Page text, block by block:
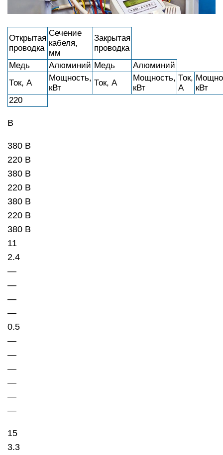
Открытая
проводка
Сечение
кабеля,
мм
Закрытая
проводка
Медь
Алюминий Медь
Алюминий
Ток, А
Мощность,
кВт
Ток, А
Мощность,
кВт
Ток,
А
кВт
220
В
380 В
220 В
380 В
220 В
380 В
220 В
380 В
11
2.4
—
—
—
—
0.5
—
—
—
—
—
—
15
3.3